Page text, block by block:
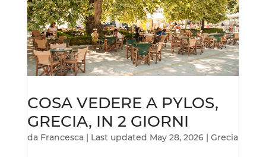
COSA VEDERE A PYLOS,
GRECIA, IN 2 GIORNI
da Francesca| Last updated May 28, 2026| Grecia